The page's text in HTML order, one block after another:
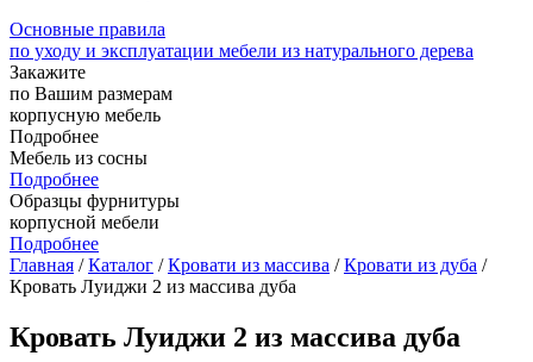
Основные правила
по уходу и эксплуатации мебели из натурального дерева
Закажите
по Вашим размерам
корпусную мебель
Подробнее
Мебель из сосны
Подробнее
Образцы фурнитуры
корпусной мебели
Подробнее
Главная /Каталог /Кровати из массива /Кровати из дуба /
Кровать Луиджи 2 из массива дуба
Кровать Луиджи 2 из массива дуба